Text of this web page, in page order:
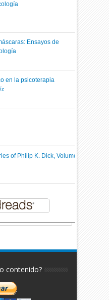
Ensayos de
en la psicoterapia
of Philip K. Dick, Volume
contenido?